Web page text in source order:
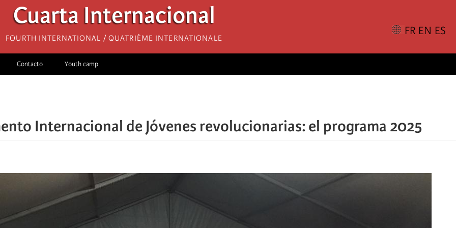
Cuarta Internacional
Fourth International / Quatrième internationale
Contacto Youth camp
Internacional de Jóvenes revolucionarias: el programa 2025